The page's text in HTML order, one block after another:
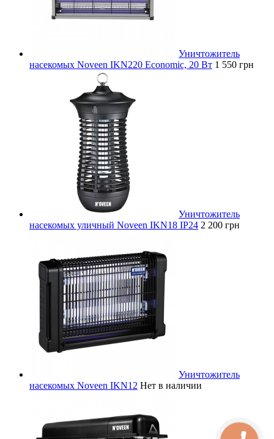
Уничтожитель
насекомых Noveen IKN220 Economic, 20 Вт 1 550 грн
Уничтожитель
насекомых уличный Noveen IKN18 IP24 2 200 грн
Уничтожитель
насекомых Noveen IKN12 Нет в наличии